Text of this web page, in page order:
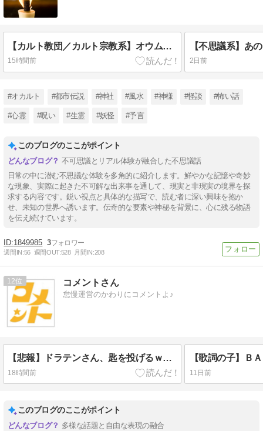
【カルト教団／カルト宗教系】オウム真理教デジタルアーカイブ
15時間前 2日前
#オカルト #都市伝説 #神社 #風水 #神様 #怪談 #怖い話
#心霊 #呪い #生霊 #妖怪 #予言
このブログのここがポイント
不可思議とリアル体験が融合した不思議話
日常の中に潜む不思議な体験を多角的に紹介します。鮮やかな記憶や奇妙
な現象、実際に起きた不可解な出来事を通して、現実と非現実の境界を探
求する内容です。鋭い視点と具体的な描写で、読む者に深い興味を抱か
せ、未知の世界へ誘います。伝奇的な要素や神秘を背景に、心に残る物語
を伝え続けています。
1849985 3
週間IN:56 週間OUT:528 月間IN:208
12 コメントさん
怠慢運営のかわりにコメントよ♪
【悲報】ドラテンさん、匙を投げるｗｗｗ 『ドラゴンクエストX オンライン』中～長期展望 （2026/8/5）に寄せて
18時間前
【歌詞の子】Ｂ
11日前
このブログのここがポイント
多様な話題と自由な表現の融合